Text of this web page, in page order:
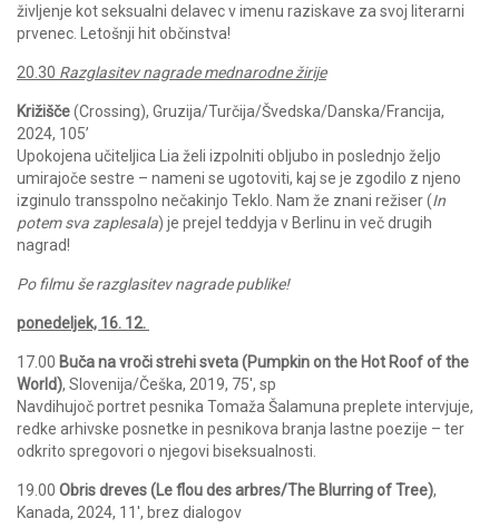
življenje kot seksualni delavec v imenu raziskave za svoj literarni
prvenec. Letošnji hit občinstva!
20.30 Razglasitev nagrade mednarodne žirije
Križišče(Crossing), Gruzija/Turčija/Švedska/Danska/Francija,
2024, 105’
Upokojena učiteljica Lia želi izpolniti obljubo in poslednjo željo
umirajoče sestre – nameni se ugotoviti, kaj se je zgodilo z njeno
izginulo transspolno nečakinjo Teklo. Nam že znani režiser (In
potem sva zaplesala) je prejel teddyja v Berlinu in več drugih
nagrad!
Po filmu še razglasitev nagrade publike!
ponedeljek, 16. 12.
17.00 Buča na vroči strehi sveta (Pumpkin on the Hot Roof of the
World), Slovenija/Češka, 2019, 75′, sp
Navdihujoč portret pesnika Tomaža Šalamuna preplete intervjuje,
redke arhivske posnetke in pesnikova branja lastne poezije – ter
odkrito spregovori o njegovi biseksualnosti.
19.00 Obris dreves (Le flou des arbres/The Blurring of Tree),
Kanada, 2024, 11′, brez dialogov